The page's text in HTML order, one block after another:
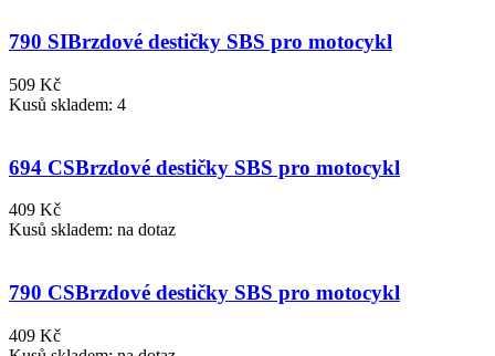
790 SIBrzdové destičky SBS pro motocykl
509 Kč
Kusů skladem: 4
694 CSBrzdové destičky SBS pro motocykl
409 Kč
Kusů skladem: na dotaz
790 CSBrzdové destičky SBS pro motocykl
409 Kč